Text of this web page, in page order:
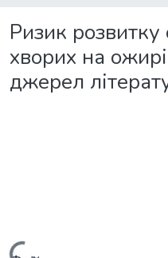
Ризик розвитку
хворих на
джерел